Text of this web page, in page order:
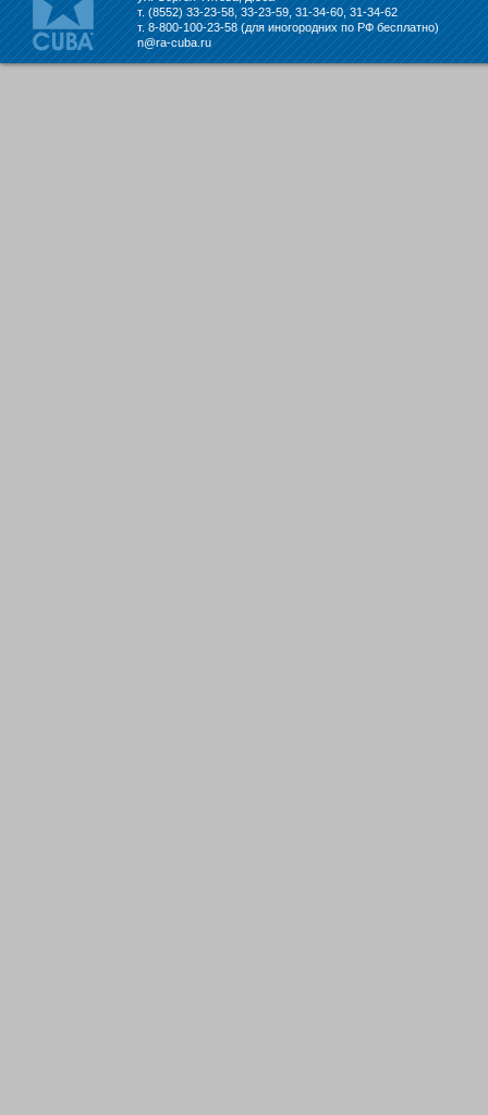
т. (8552) 33-23-58, 33-23-59, 31-34-60, 31-34-62
т. 8-800-100-23-58 (для иногородних по РФ бесплатно)
n@ra-cuba.ru